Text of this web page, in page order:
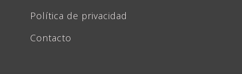
Política de privacidad
Contacto